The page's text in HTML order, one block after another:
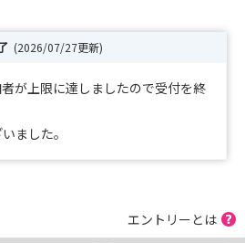
(2026/07/27更新)
が上限に達しましたので受付を終
ました。
エントリーとは